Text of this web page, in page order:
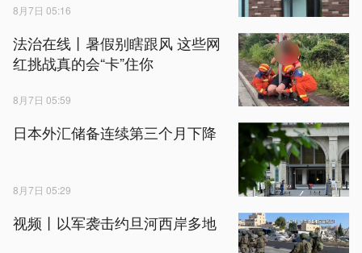
8月7日 05:16
法治在线丨暑假别瞎跟风 这些网
红挑战真的会“卡”住你
8月7日 05:59
日本外汇储备连续第三个月下降
8月7日 05:29
视频丨以军袭击约旦河西岸多地